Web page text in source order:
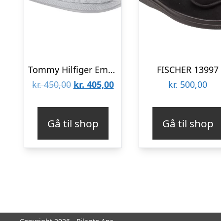
Tommy Hilfiger Emblem Felt Slipper FW0FW07433-PQU
kr.450,00 Den
var:
kr. 450,00.
kr. 405,00Den
kr. 405,00.
Gå til shop
FISCHER 13997
kr. 500,00
Gå til shop